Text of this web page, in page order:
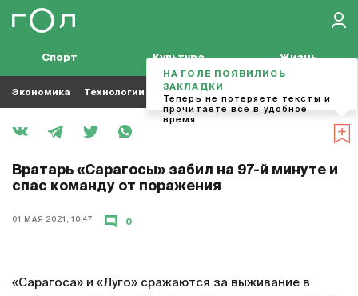
Спорт Культура Жизнь
Экономика Технологии Кино Футбол
Вратарь «Сарагосы» забил на 97-й минуте и
спас команду от поражения
01 МАЯ 2021, 10:47 0
«Сарагоса» и «Луго» сражаются за выживание в
НА ГОЛЕ ПОЯВИЛИСЬ
ЗАКЛАДКИ
Теперь не потеряете тексты и
прочитаете все в удобное
время